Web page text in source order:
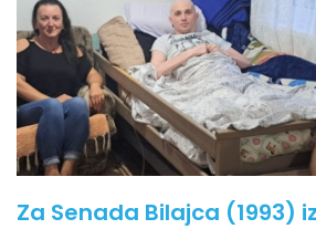
Za Senada Bilajca (1993)